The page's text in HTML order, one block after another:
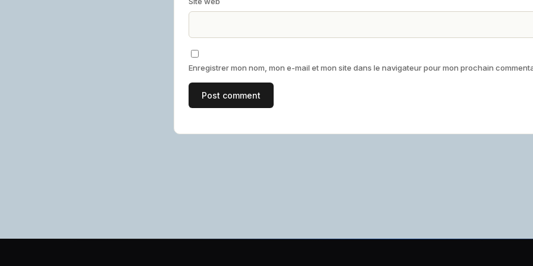
Enregistrer mon nom, mon e-mail et mon site dans le navigateur pour mon prochain